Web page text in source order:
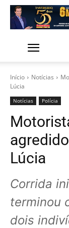
Início Notícias
Lúcia
Notícias Polícia
Lúcia
Corrida
terminou
dois